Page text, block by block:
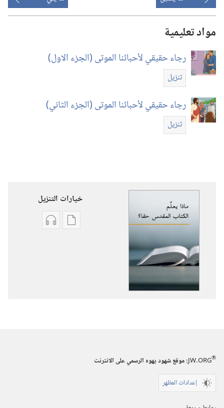
مواد تعليمية
رجاء حقيقي لأحبائنا الموتى (‏الجزء الاول)‏
تنزيل
رجاء حقيقي لأحبائنا الموتى (‏الجزء الثاني)‏
تنزيل
خيارات التنزيل
خياراتخيارات
JW.ORG®
:‏ موقع شهود يهوه الرسمي على الانترنت
إعدادات المظهر